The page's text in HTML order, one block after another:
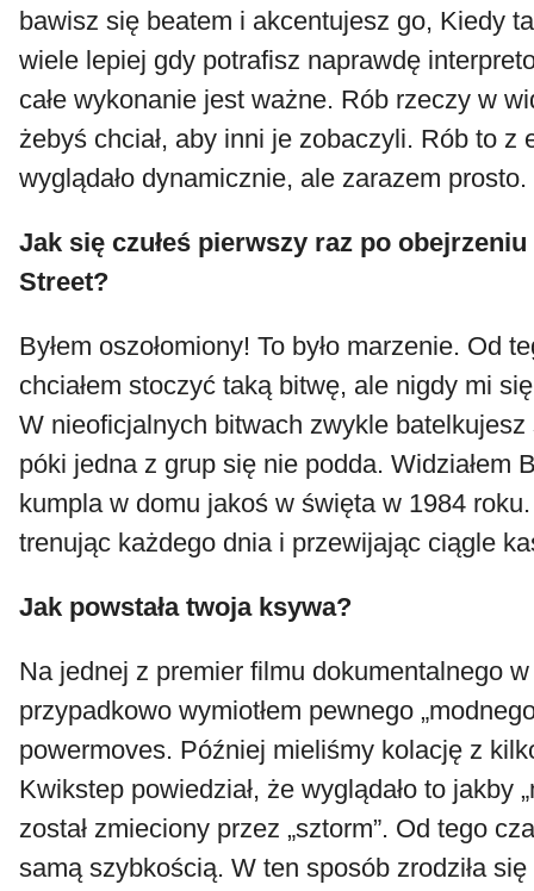
bawisz się beatem i akcentujesz go, Kiedy
wiele lepiej gdy potrafisz naprawdę
całe wykonanie jest ważne. Rób rzeczy w
żebyś chciał, aby inni je zobaczyli. Rób to z
wyglądało dynamicznie, ale zarazem prosto.
Jak się czułeś pierwszy raz po
Street?
Byłem oszołomiony! To było marzenie. Od
chciałem stoczyć taką bitwę, ale nigdy mi
W nieoficjalnych bitwach zwykle
póki jedna z grup się nie podda. Widziałem
kumpla w domu jakoś w święta w 1984
trenując każdego dnia i przewijając ciągle
Jak powstała twoja ksywa?
Na jednej z premier filmu dokumentalnego
przypadkowo wymiotłem pewnego
powermoves. Później mieliśmy kolację z
Kwikstep powiedział, że wyglądało to jakby
został zmieciony przez „sztorm”. Od tego
samą szybkością. W ten sposób zrodziła